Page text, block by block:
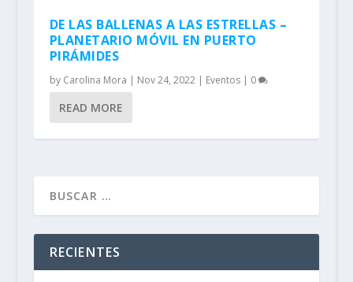
DE LAS BALLENAS A LAS ESTRELLAS –
PLANETARIO MÓVIL EN PUERTO
PIRÁMIDES
by Carolina Mora | Nov 24, 2022| Eventos| 0
READ MORE
RECIENTES